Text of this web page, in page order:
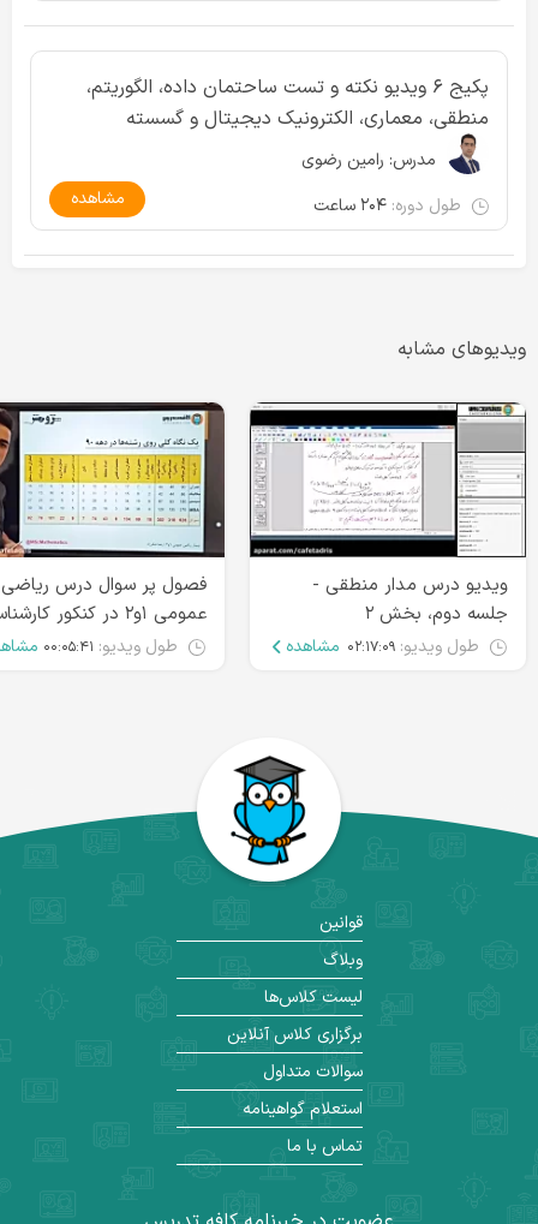
پکیج ۶ ویدیو نکته و تست ساحتمان داده، الگوریتم،
منطقی، معماری، الکترونیک دیجیتال و گسسته
مدرس: رامین رضوی
طول دوره: ۲۰۴ ساعت مشاهده
ویدیوهای مشابه
ویدیو درس مدار منطقی -
جلسه دوم، بخش ۲
طول ویدیو: ۰۲:۱۷:۰۹ مشاهده
فصول پر سوال درس ریاضی
عمومی ۱و۲ در کنکور
ارشدطول ویدیو: ۰۰:۰۵:۴۱
قوانین
وبلاگ
لیست کلاس‌ها
برگزاری کلاس آنلاین
سوالات متداول
استعلام گواهینامه
تماس با ما